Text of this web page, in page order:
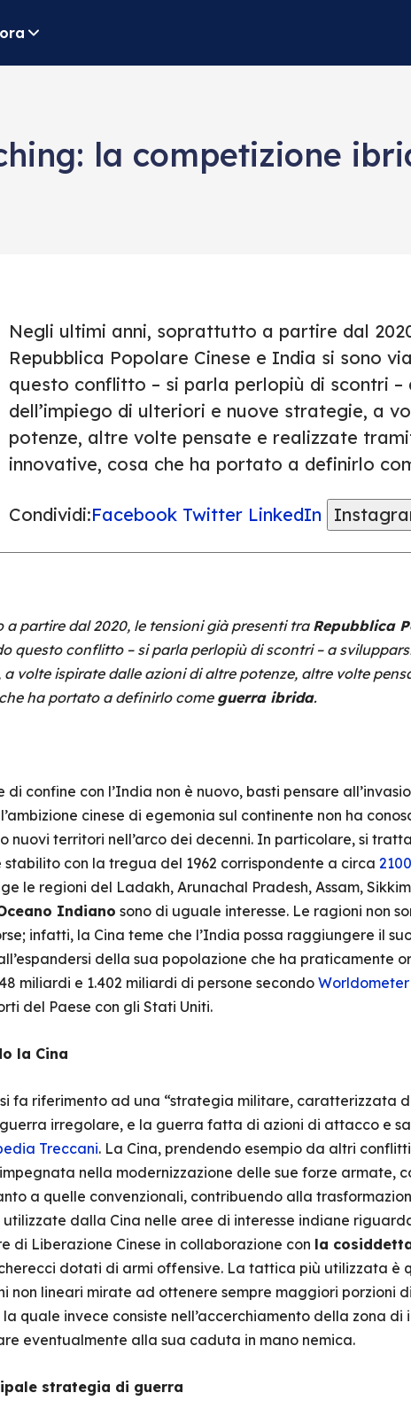
la competizione
Negli ultimi anni, soprattutto a partire dal
Repubblica Popolare Cinese e India si sono
questo conflitto – si parla perlopiù di scontri –
dell’impiego di ulteriori e nuove strategie, a
potenze, altre volte pensate e realizzate
innovative, cosa che ha portato a definirlo
Condividi:Facebook Twitter LinkedIn
partire dal 2020, le tensioni già presenti tra Repubblica
questo conflitto – si parla perlopiù di scontri – a
volte ispirate dalle azioni di altre potenze, altre volte
ha portato a definirlo come guerra ibrida.
di confine con l’India non è nuovo, basti pensare
l’ambizione cinese di egemonia sul continente non ha
nuovi territori nell’arco dei decenni. In particolare, si
stabilito con la tregua del 1962 corrispondente a circa
le regioni del Ladakh, Arunachal Pradesh, Assam,
Indiano sono di uguale interesse. Le ragioni non
infatti, la Cina teme che l’India possa raggiungere il
della sua popolazione che ha praticamente
miliardi e 1.402 miliardi di persone secondo Worldometer
del Paese con gli Stati Uniti.
la Cina
fa riferimento ad una “strategia militare, caratterizzata
irregolare, e la guerra fatta di azioni di attacco e
Treccani. La Cina, prendendo esempio da altri
impegnata nella modernizzazione delle sue forze armate,
a quelle convenzionali, contribuendo alla
dalla Cina nelle aree di interesse indiane
di Liberazione Cinese in collaborazione con la
dotati di armi offensive. La tattica più utilizzata è
non lineari mirate ad ottenere sempre maggiori porzioni
la quale invece consiste nell’accerchiamento della zona di
eventualmente alla sua caduta in mano nemica.
strategia di guerra